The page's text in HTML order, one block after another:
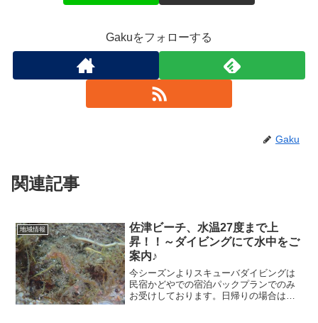
Gakuをフォローする
Gaku
関連記事
地域情報
佐津ビーチ、水温27度まで上
昇！！～ダイビングにて水中をご
案内♪
今シーズンよりスキューバダイビングは
民宿かどやでの宿泊パックプランでのみ
お受けしております。日帰りの場合はよ